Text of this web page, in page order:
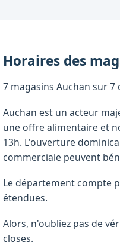
Horaires des
7 magasins Auchan sur
Auchan est un acteur
une offre alimentaire et
13h. L'ouverture
commerciale peuvent
Le département compte
étendues.
Alors, n'oubliez pas de
closes.